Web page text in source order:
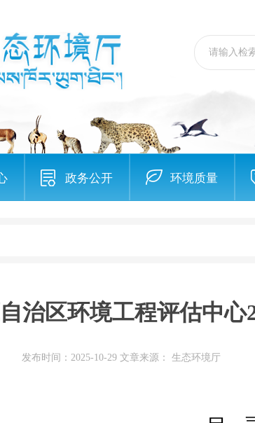
政务公开 环境质量
治区环境工程评估中心
发布时间：2025-10-29 文章来源： 生态环境厅